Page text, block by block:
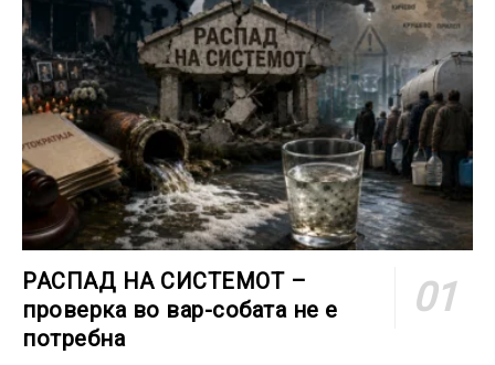
РАСПАД НА СИСТЕМОТ –
проверка во вар-собата не е
потребна